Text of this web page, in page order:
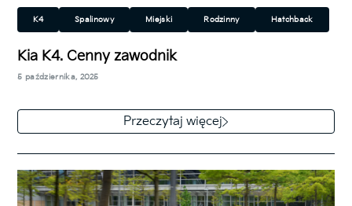
K4 Spalinowy Miejski Rodzinny Hatchback
Kia K4. Cenny zawodnik
5 października, 2025
toczy się walka. Bronią w tej walce są nie tylko same
produkty,…
Przeczytaj więcej